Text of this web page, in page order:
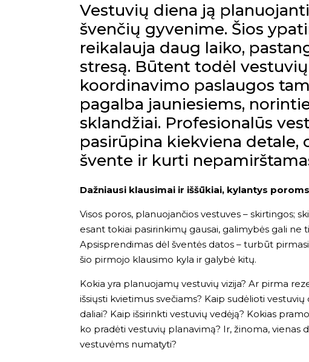
Vestuvių diena ją
švenčių gyvenime. Šios
reikalauja daug laiko,
stresą. Būtent todėl
koordinavimo paslaugos
pagalba jauniesiems,
sklandžiai. Profesionalūs
pasirūpina kiekviena detale,
švente ir kurti
Dažniausi klausimai ir iššūkiai, kylantys
Visos poros, planuojančios vestuves – skirtingos;
esant tokiai pasirinkimų gausai, galimybės gali ne
Apsisprendimas dėl šventės datos – turbūt
šio pirmojo klausimo kyla ir galybė kitų.
Kokia yra planuojamų vestuvių vizija? Ar pirma
išsiųsti kvietimus svečiams? Kaip sudėlioti
daliai? Kaip išsirinkti vestuvių vedėją? Kokias
ko pradėti vestuvių planavimą? Ir, žinoma, vienas
vestuvėms numatyti?